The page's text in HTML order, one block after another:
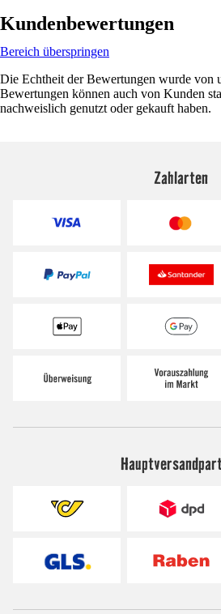
Kundenbewertungen
Bereich überspringen
Die Echtheit der Bewertungen wurde von
Bewertungen können auch von Kunden
nachweislich genutzt oder gekauft haben.
Zahlarten